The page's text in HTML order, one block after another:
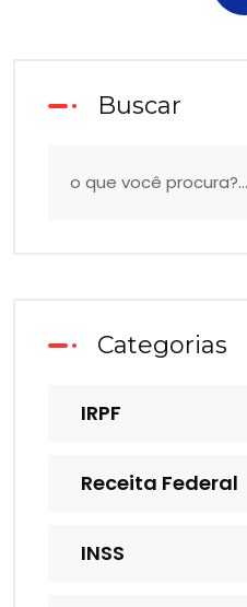
Buscar
Categorias
IRPF
Receita Federal
INSS